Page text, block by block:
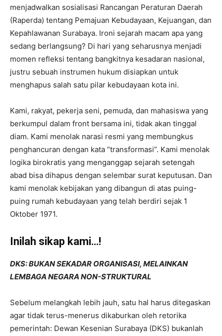
menjadwalkan sosialisasi Rancangan Peraturan Daerah
(Raperda) tentang Pemajuan Kebudayaan, Kejuangan, dan
Kepahlawanan Surabaya. Ironi sejarah macam apa yang
sedang berlangsung? Di hari yang seharusnya menjadi
momen refleksi tentang bangkitnya kesadaran nasional,
justru sebuah instrumen hukum disiapkan untuk
menghapus salah satu pilar kebudayaan kota ini.
Kami, rakyat, pekerja seni, pemuda, dan mahasiswa yang
berkumpul dalam front bersama ini, tidak akan tinggal
diam. Kami menolak narasi resmi yang membungkus
penghancuran dengan kata “transformasi”. Kami menolak
logika birokratis yang menganggap sejarah setengah
abad bisa dihapus dengan selembar surat keputusan. Dan
kami menolak kebijakan yang dibangun di atas puing-
puing rumah kebudayaan yang telah berdiri sejak 1
Oktober 1971.
Inilah sikap kami…!
DKS: BUKAN SEKADAR ORGANISASI, MELAINKAN
LEMBAGA NEGARA NON-STRUKTURAL
Sebelum melangkah lebih jauh, satu hal harus ditegaskan
agar tidak terus-menerus dikaburkan oleh retorika
pemerintah: Dewan Kesenian Surabaya (DKS) bukanlah